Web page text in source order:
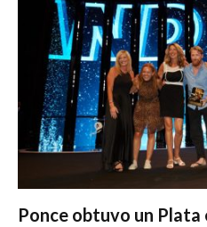
Ponce obtuvo un